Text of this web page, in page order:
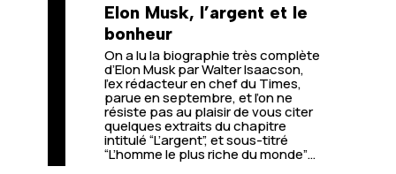
Elon Musk, l’argent et le
bonheur
On a lu la biographie très complète
d’Elon Musk par Walter Isaacson,
l’ex rédacteur en chef du Times,
parue en septembre, et l’on ne
résiste pas au plaisir de vous citer
quelques extraits du chapitre
intitulé “L’argent”, et sous-titré
“L’homme le plus riche du monde”…